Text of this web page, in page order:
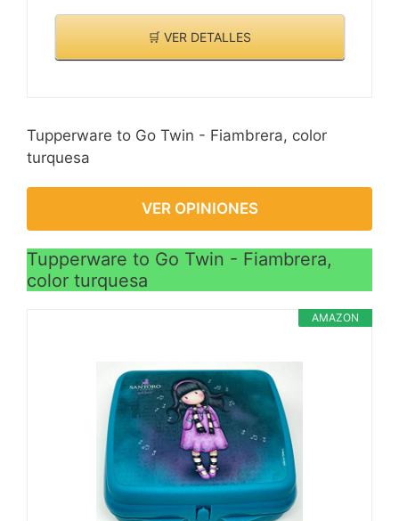
🛒 VER DETALLES
Tupperware to Go Twin - Fiambrera, color
turquesa
VER OPINIONES
Tupperware to Go Twin - Fiambrera,
color turquesa
AMAZON